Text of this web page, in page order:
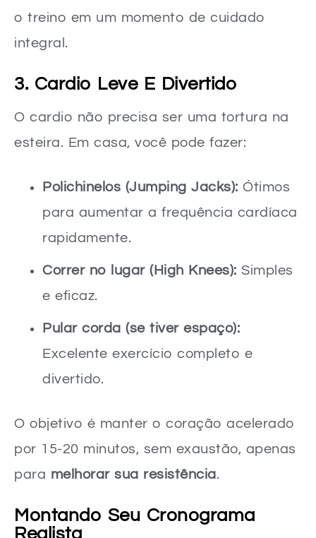
o treino em um momento de cuidado
integral.
3. Cardio Leve E Divertido
O cardio não precisa ser uma tortura na
esteira. Em casa, você pode fazer:
Polichinelos (Jumping Jacks): Ótimos
para aumentar a frequência cardíaca
rapidamente.
Correr no lugar (High Knees): Simples
e eficaz.
Pular corda (se tiver espaço):
Excelente exercício completo e
divertido.
O objetivo é manter o coração acelerado
por 15-20 minutos, sem exaustão, apenas
para melhorar sua resistência.
Montando Seu Cronograma
Realista